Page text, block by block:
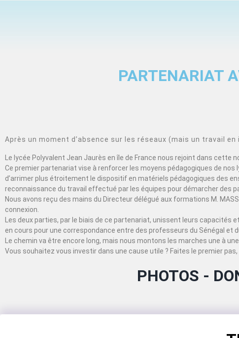
PARTENARIAT
Après un moment d’absence sur les réseaux (mais un travail
Le lycée Polyvalent Jean Jaurès en île de France nous rejoint dans
Ce premier partenariat vise à renforcer les moyens pédagogiques de
d’arrimer plus étroitement le dispositif en matériels pédagogiques des
reconnaissance du travail effectué par les équipes pour démarcher des
Nous avons reçu des mains du Directeur délégué aux formations M.
connexion.
Les deux parties, par le biais de ce partenariat, unissent leurs
en cours pour une correspondance entre des professeurs du Sénégal et
Le chemin va être encore long, mais nous montons les marches une à
Vous souhaitez vous investir dans une cause utile ? Faites le premier
PHOTOS -